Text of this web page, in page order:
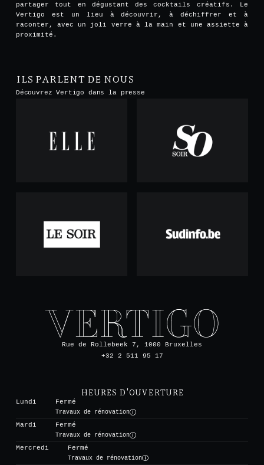
partager tout en dégustant des cocktails créatifs. Le
Vertigo est un lieu à découvrir, à déchiffrer et à
raconter, avec un joli verre à la main et une assiette à
proximité.
ILS PARLENT DE NOUS
Découvrez Vertigo dans la presse
Rue de Rollebeek 7, 1000 Bruxelles
+32 2 511 95 17
HEURES D'OUVERTURE
Lundi
Fermé
Travaux de rénovation
Mardi
Fermé
Travaux de rénovation
Mercredi
Fermé
Travaux de rénovation